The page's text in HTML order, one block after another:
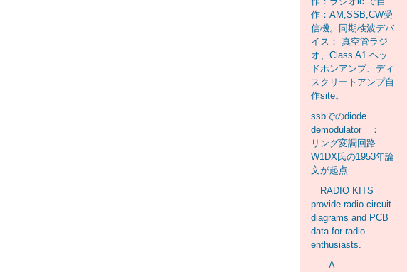
作：AM,SSB,CW受
信機。同期検波デバ
イス： 真空管ラジ
オ、Class A1 ヘッ
ドホンアンプ、ディ
スクリートアンプ自
作site。
ssbでのdiode
demodulator ：
リング変調回路
W1DX氏の1953年論
文が起点
RADIO KITS
provide radio circuit
diagrams and PCB
data for radio
enthusiasts.
A